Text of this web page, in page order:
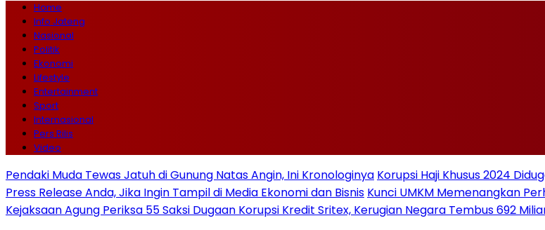
Home
Info Jateng
Nasional
Politik
Ekonomi
Lifestyle
Entertainment
Sport
Internasional
Pers Rilis
Video
Pendaki Muda Tewas Jatuh di Gunung Natas Angin, Ini Kronologinya Korupsi Haji Khusus 2024
Press Release Anda, Jika Ingin Tampil di Media Ekonomi dan Bisnis Kunci UMKM Memenangkan
Kejaksaan Agung Periksa 55 Saksi Dugaan Korupsi Kredit Sritex, Kerugian Negara Tembus 692